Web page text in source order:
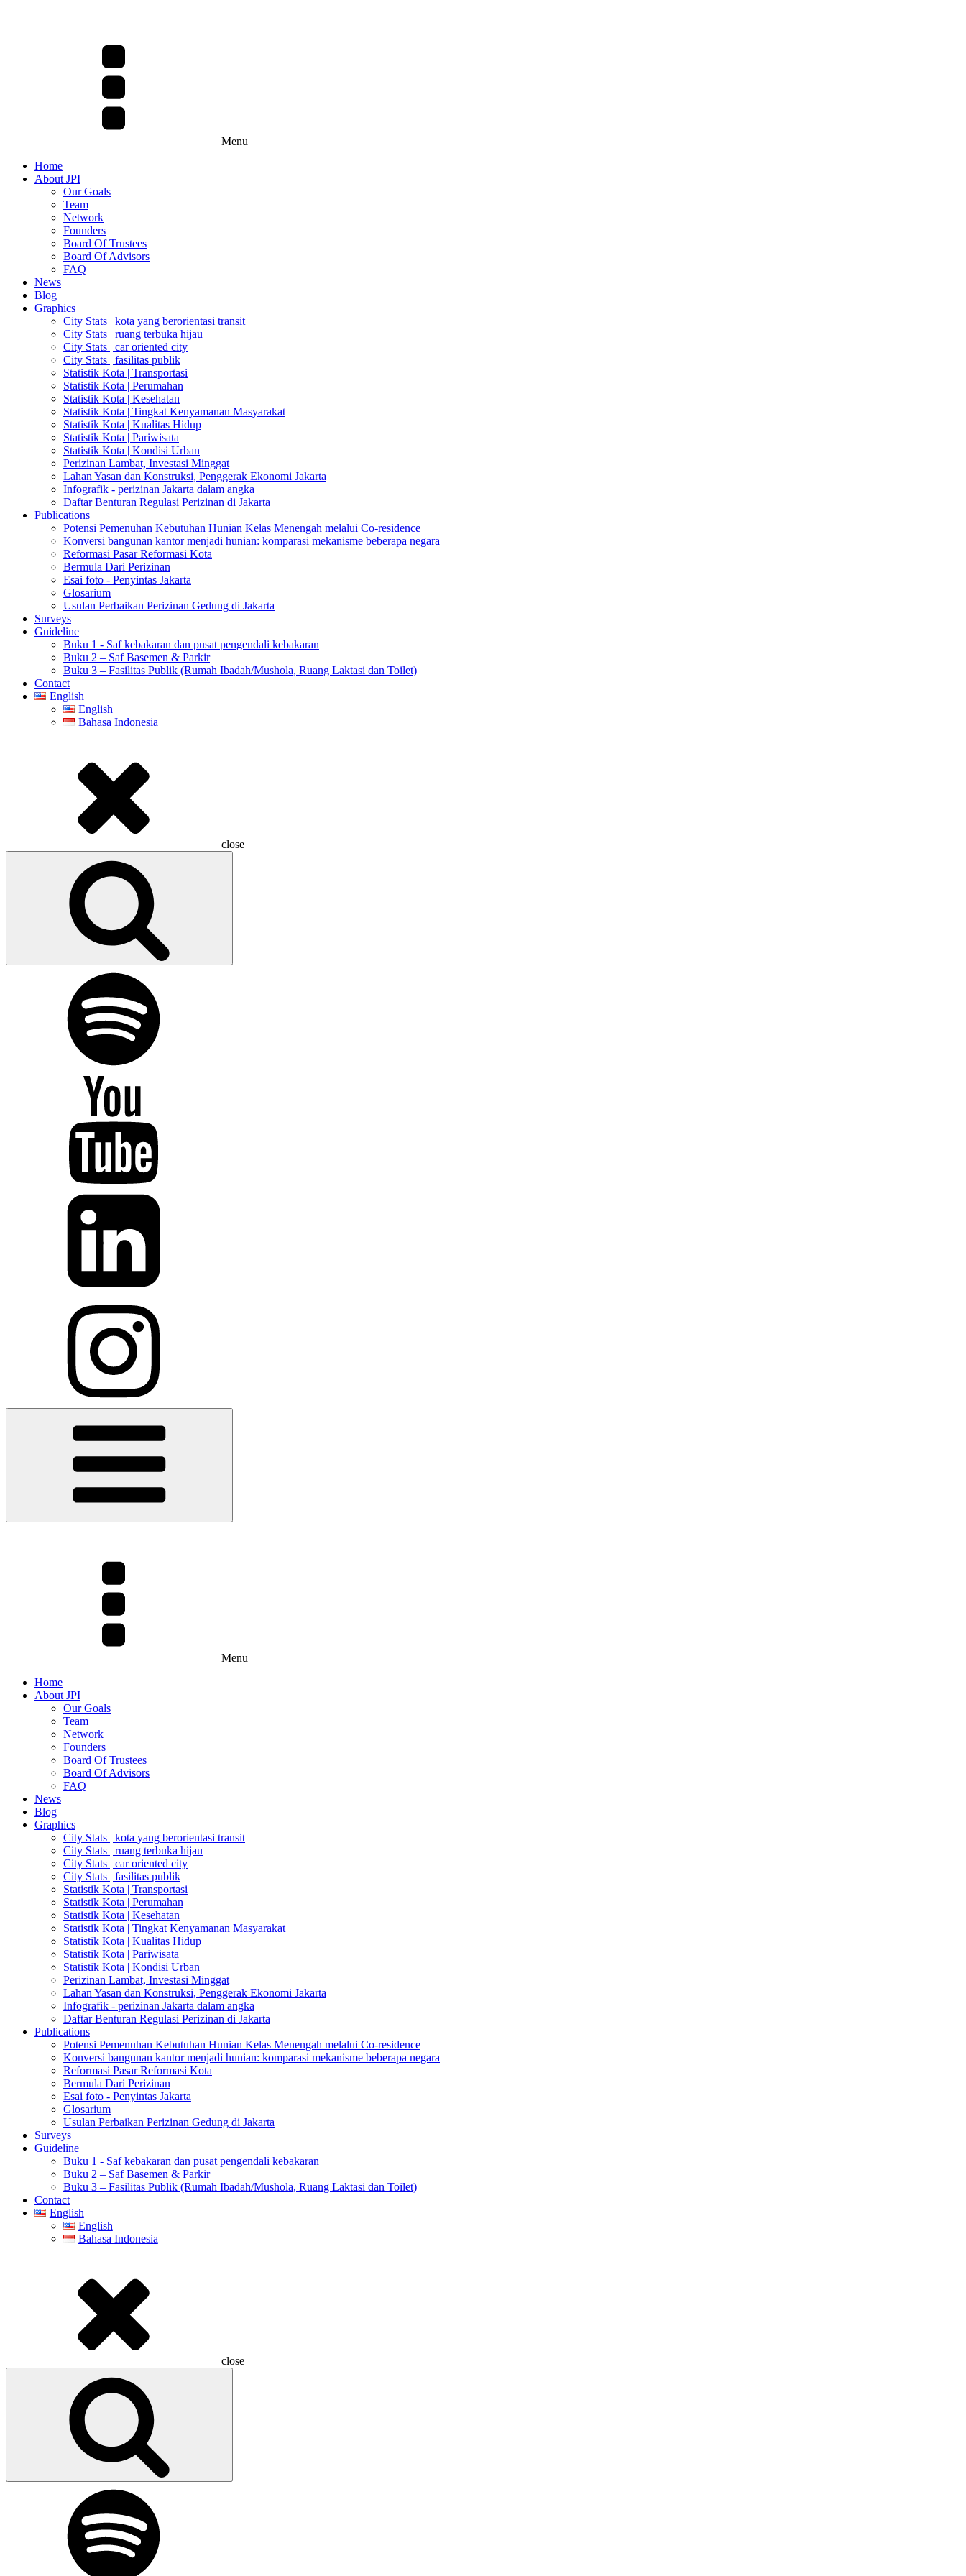
Menu
Home
About JPI
Our Goals
Team
Network
Founders
Board Of Trustees
Board Of Advisors
FAQ
News
Blog
Graphics
City Stats | kota yang berorientasi transit
City Stats | ruang terbuka hijau
City Stats | car oriented city
City Stats | fasilitas publik
Statistik Kota | Transportasi
Statistik Kota | Perumahan
Statistik Kota | Kesehatan
Statistik Kota | Tingkat Kenyamanan Masyarakat
Statistik Kota | Kualitas Hidup
Statistik Kota | Pariwisata
Statistik Kota | Kondisi Urban
Perizinan Lambat, Investasi Minggat
Lahan Yasan dan Konstruksi, Penggerak Ekonomi Jakarta
Infografik - perizinan Jakarta dalam angka
Daftar Benturan Regulasi Perizinan di Jakarta
Publications
Potensi Pemenuhan Kebutuhan Hunian Kelas Menengah melalui Co-residence
Konversi bangunan kantor menjadi hunian: komparasi mekanisme beberapa negara
Reformasi Pasar Reformasi Kota
Bermula Dari Perizinan
Esai foto - Penyintas Jakarta
Glosarium
Usulan Perbaikan Perizinan Gedung di Jakarta
Surveys
Guideline
Buku 1 - Saf kebakaran dan pusat pengendali kebakaran
Buku 2 – Saf Basemen & Parkir
Buku 3 – Fasilitas Publik (Rumah Ibadah/Mushola, Ruang Laktasi dan Toilet)
Contact
English
English
Bahasa Indonesia
close
Menu
Home
About JPI
Our Goals
Team
Network
Founders
Board Of Trustees
Board Of Advisors
FAQ
News
Blog
Graphics
City Stats | kota yang berorientasi transit
City Stats | ruang terbuka hijau
City Stats | car oriented city
City Stats | fasilitas publik
Statistik Kota | Transportasi
Statistik Kota | Perumahan
Statistik Kota | Kesehatan
Statistik Kota | Tingkat Kenyamanan Masyarakat
Statistik Kota | Kualitas Hidup
Statistik Kota | Pariwisata
Statistik Kota | Kondisi Urban
Perizinan Lambat, Investasi Minggat
Lahan Yasan dan Konstruksi, Penggerak Ekonomi Jakarta
Infografik - perizinan Jakarta dalam angka
Daftar Benturan Regulasi Perizinan di Jakarta
Publications
Potensi Pemenuhan Kebutuhan Hunian Kelas Menengah melalui Co-residence
Konversi bangunan kantor menjadi hunian: komparasi mekanisme beberapa negara
Reformasi Pasar Reformasi Kota
Bermula Dari Perizinan
Esai foto - Penyintas Jakarta
Glosarium
Usulan Perbaikan Perizinan Gedung di Jakarta
Surveys
Guideline
Buku 1 - Saf kebakaran dan pusat pengendali kebakaran
Buku 2 – Saf Basemen & Parkir
Buku 3 – Fasilitas Publik (Rumah Ibadah/Mushola, Ruang Laktasi dan Toilet)
Contact
English
English
Bahasa Indonesia
close